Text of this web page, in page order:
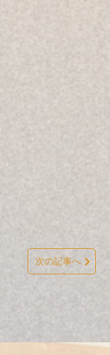
次の記事へ